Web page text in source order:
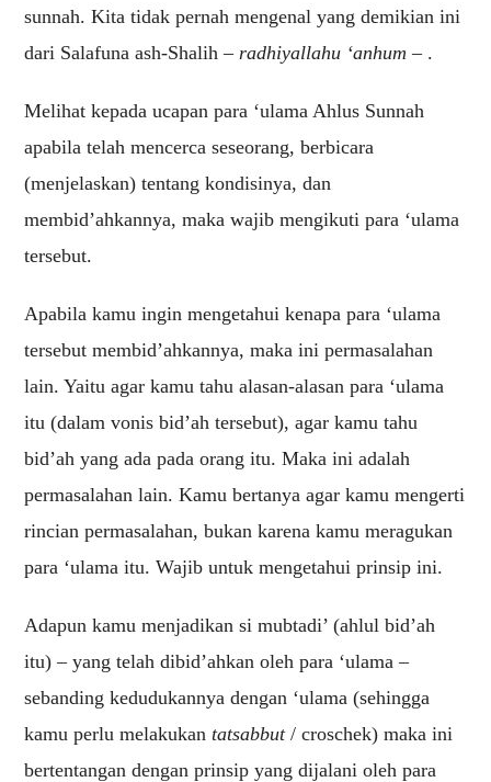
sunnah. Kita tidak pernah mengenal yang demikian ini
dari Salafuna ash-Shalih –radhiyallahu ‘anhum– .
Melihat kepada ucapan para ‘ulama Ahlus Sunnah
apabila telah mencerca seseorang, berbicara
(menjelaskan) tentang kondisinya, dan
membid’ahkannya, maka wajib mengikuti para ‘ulama
tersebut.
Apabila kamu ingin mengetahui kenapa para ‘ulama
tersebut membid’ahkannya, maka ini permasalahan
lain. Yaitu agar kamu tahu alasan-alasan para ‘ulama
itu (dalam vonis bid’ah tersebut), agar kamu tahu
bid’ah yang ada pada orang itu. Maka ini adalah
permasalahan lain. Kamu bertanya agar kamu mengerti
rincian permasalahan, bukan karena kamu meragukan
para ‘ulama itu. Wajib untuk mengetahui prinsip ini.
Adapun kamu menjadikan si mubtadi’ (ahlul bid’ah
itu) – yang telah dibid’ahkan oleh para ‘ulama –
sebanding kedudukannya dengan ‘ulama (sehingga
kamu perlu melakukantatsabbut/ croschek) maka ini
bertentangan dengan prinsip yang dijalani oleh para